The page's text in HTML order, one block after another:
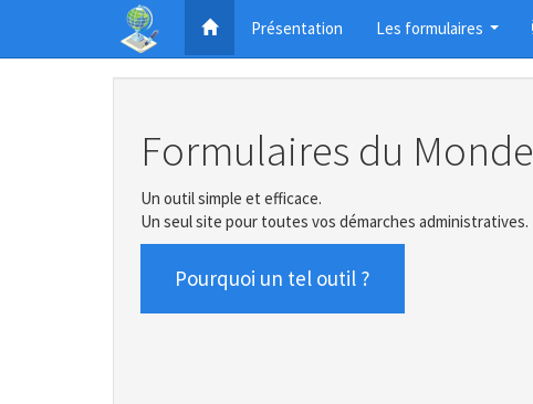
Présentation Les formulaires
Formulaires du Monde
Un outil simple et efficace.
Un seul site pour toutes vos démarches administratives.
Pourquoi un tel outil ?